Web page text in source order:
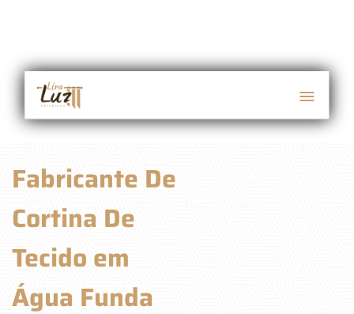
Fabricante De
Cortina De
Tecido em
Água Funda